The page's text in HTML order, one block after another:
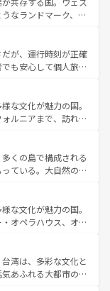
ており、どの街角に
異なる文化を体験で
ス情報はコンテンツ一覧
風景は必見。ビール
、新着の
してほしい。
なランドマーク、歴
優雅なアフタヌーン
国パブ、サッカー観
豊富。イギリスを旅
が、運行時刻が正確
も安心して個人旅行
らではのユニークな
く町歩きも満喫する
物価も高いが、旅行
る。 なお、新
を参照してほしい。
な文化が魅力の国。
ルニアまで、訪れる
ング、エンターテイ
だ。一方、アメリカ
ャニオンやイエロー
食が融合した独特の
域で異なる魅力を楽
を感じることができ
い。
くの島で構成される
ている。大自然の神
光地といえばオアフ
イ島やカウアイ島が
海をはじめ、豊かな
えてくれるハワイの
イアンミュージッ
がハワイの魅力を彩
な文化が魅力の国。
オペラハウス、オー
ルル（エアーズロッ
アンズの熱帯雨林な
ェやワイン、オージ
湾は、多彩な文化と
あふれる大都市の台